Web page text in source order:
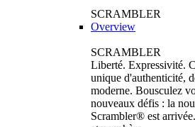
SCRAMBLER
Overview
SCRAMBLER
Liberté. Expressivité.
unique d'authenticité,
moderne. Bousculez
nouveaux défis : la
Scrambler® est